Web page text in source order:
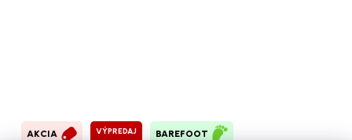
AKCIA VÝPREDAJ BAREFOOT